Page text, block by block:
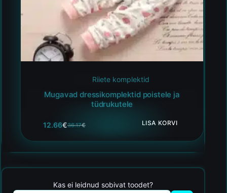
Riiete komplektid
Mugavad dressikomplektid poistele ja
tüdrukutele
36.17€
12.66€ LISA KORVI
Kas ei leidnud sobivat toodet?